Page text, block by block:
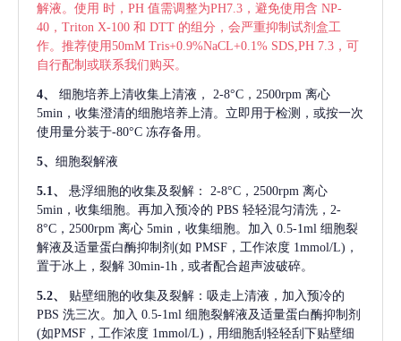
解液。使用 时，PH 值需调整为PH7.3，避免使用含 NP-
40，Triton X-100 和 DTT 的组分，会严重抑制试剂盒工
作。推荐使用50mM Tris+0.9%NaCL+0.1% SDS,PH 7.3，可
自行配制或联系我们购买。
4、 细胞培养上清收集上清液，
2-8°C，2500rpm 离心
5min，收集澄清的细胞培养上清。立即用于检测，或按一次
使用量分装于-80°C 冻存备用。
5、 细胞裂解液
5.1、 悬浮细胞的收集及裂解：
2-8°C，2500rpm 离心
5min，收集细胞。再加入预冷的 PBS 轻轻混匀清洗，2-
8°C，2500rpm 离心 5min，收集细胞。加入 0.5-1ml 细胞裂
解液及适量蛋白酶抑制剂(如 PMSF，工作浓度 1mmol/L)，
置于冰上，裂解 30min-1h , 或者配合超声波破碎。
5.2、
贴壁细胞的收集及裂解：吸走上清液，加入预冷的
PBS 洗三次。加入 0.5-1ml 细胞裂解液及适量蛋白酶抑制剂
(如PMSF，工作浓度 1mmol/L)，用细胞刮轻轻刮下贴壁细